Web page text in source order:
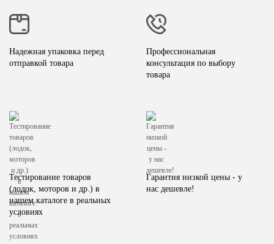
Надежная упаковка перед
отправкой товара
Профессиональная
консультация по выбору
товара
Тестирование товаров
(лодок, моторов и др.) в
нашем каталоге в реальных
условиях
Гарантия низкой цены - у
нас дешевле!